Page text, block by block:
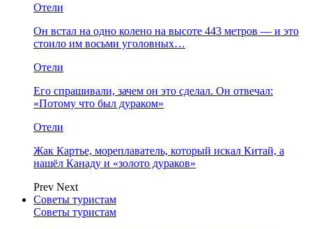
Отели
Он встал на одно колено на высоте 443 метров — и это
стоило им восьми уголовных…
Отели
Его спрашивали, зачем он это сделал. Он отвечал:
«Потому что был дураком»
Отели
Жак Картье, мореплаватель, который искал Китай, а
нашёл Канаду и «золото дураков»
Prev Next
Советы туристам
Советы туристам